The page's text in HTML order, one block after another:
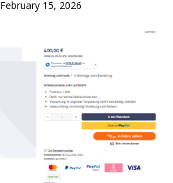
February 15, 2026